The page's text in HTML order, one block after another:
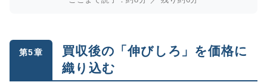
第5章
買収後の「伸びしろ」を価格に
織り込む